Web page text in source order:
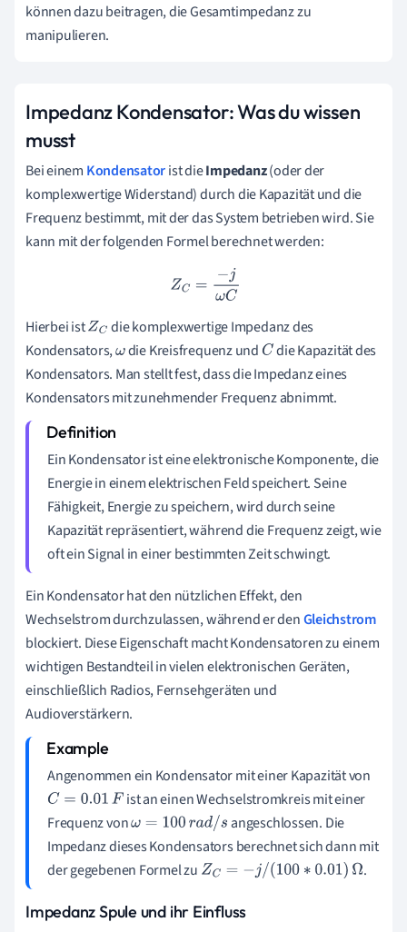
können dazu beitragen, die Gesamtimpedanz zu
manipulieren.
Impedanz Kondensator: Was du wissen
musst
Bei einem Kondensatorist dieImpedanz(oder der
komplexwertige Widerstand) durch die Kapazität und die
Frequenz bestimmt, mit der das System betrieben wird. Sie
kann mit der folgenden Formel berechnet werden:
ZC =− ωC
Hierbei istZC die komplexwertige Impedanz des
Kondensators,ωdie Kreisfrequenz und C die Kapazität des
Kondensators. Man stellt fest, dass die Impedanz eines
Kondensators mit zunehmender Frequenz abnimmt.
Ein Kondensator ist eine elektronische Komponente, die
Energie in einem elektrischen Feld speichert. Seine
Fähigkeit, Energie zu speichern, wird durch seine
Kapazität repräsentiert, während die Frequenz zeigt, wie
oft ein Signal in einer bestimmten Zeit schwingt.
Ein Kondensator hat den nützlichen Effekt, den
Wechselstrom durchzulassen, während er denGleichstrom
blockiert. Diese Eigenschaft macht Kondensatoren zu einem
wichtigen Bestandteil in vielen elektronischen Geräten,
einschließlich Radios, Fernsehgeräten und
Audioverstärkern.
Angenommen ein Kondensator mit einer Kapazität von
C= 0.01F
ist an einen Wechselstromkreis mit einer
Frequenz vonω=100rad/s
angeschlossen. Die
Impedanz dieses Kondensators berechnet sich dann mit
der gegebenen Formel zu ZC= −j/ 100∗0.01 )Ω .
Impedanz Spule und ihr Einfluss